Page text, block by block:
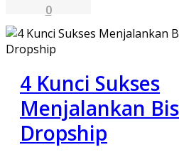
0
4 Kunci Sukses
Menjalankan
Dropship